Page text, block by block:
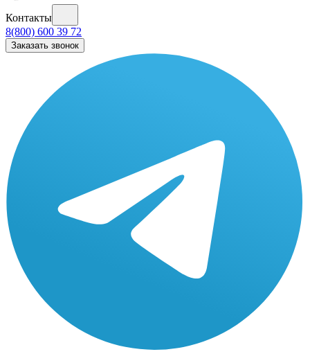
Контакты
8(800) 600 39 72
Заказать звонок